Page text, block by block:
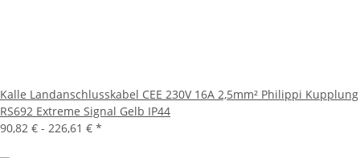
Kalle Landanschlusskabel CEE 230V 16A 2,5mm² Philippi Kupplung
RS692 Extreme Signal Gelb IP44
90,82 € - 226,61 € *